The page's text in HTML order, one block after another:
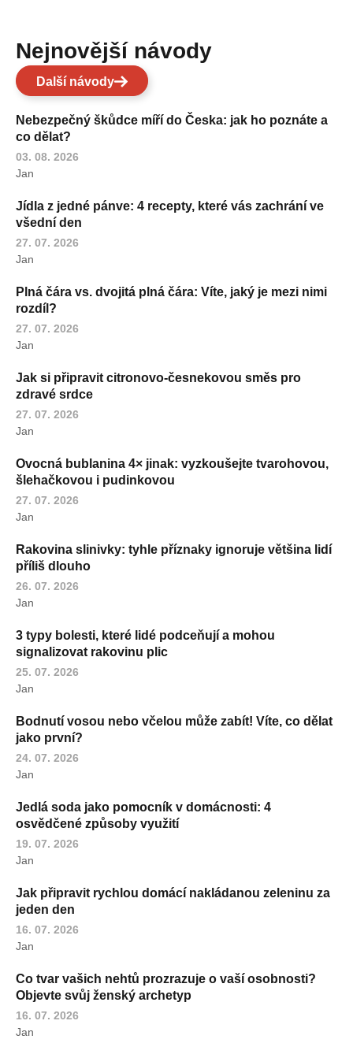
Nejnovější návody
Další návody
Nebezpečný škůdce míří do Česka: jak ho poznáte a
co dělat?
03. 08. 2026
Jan
Jídla z jedné pánve: 4 recepty, které vás zachrání ve
všední den
27. 07. 2026
Jan
Plná čára vs. dvojitá plná čára: Víte, jaký je mezi nimi
rozdíl?
27. 07. 2026
Jan
Jak si připravit citronovo-česnekovou směs pro
zdravé srdce
27. 07. 2026
Jan
Ovocná bublanina 4× jinak: vyzkoušejte tvarohovou,
šlehačkovou i pudinkovou
27. 07. 2026
Jan
Rakovina slinivky: tyhle příznaky ignoruje většina lidí
příliš dlouho
26. 07. 2026
Jan
3 typy bolesti, které lidé podceňují a mohou
signalizovat rakovinu plic
25. 07. 2026
Jan
Bodnutí vosou nebo včelou může zabít! Víte, co dělat
jako první?
24. 07. 2026
Jan
Jedlá soda jako pomocník v domácnosti: 4
osvědčené způsoby využití
19. 07. 2026
Jan
Jak připravit rychlou domácí nakládanou zeleninu za
jeden den
16. 07. 2026
Jan
Co tvar vašich nehtů prozrazuje o vaší osobnosti?
Objevte svůj ženský archetyp
16. 07. 2026
Jan